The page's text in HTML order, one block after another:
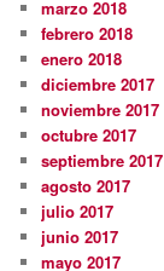
marzo 2018
febrero 2018
enero 2018
diciembre 2017
noviembre 2017
octubre 2017
septiembre 2017
agosto 2017
julio 2017
junio 2017
mayo 2017